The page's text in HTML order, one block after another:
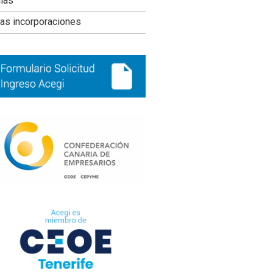
incorporaciones